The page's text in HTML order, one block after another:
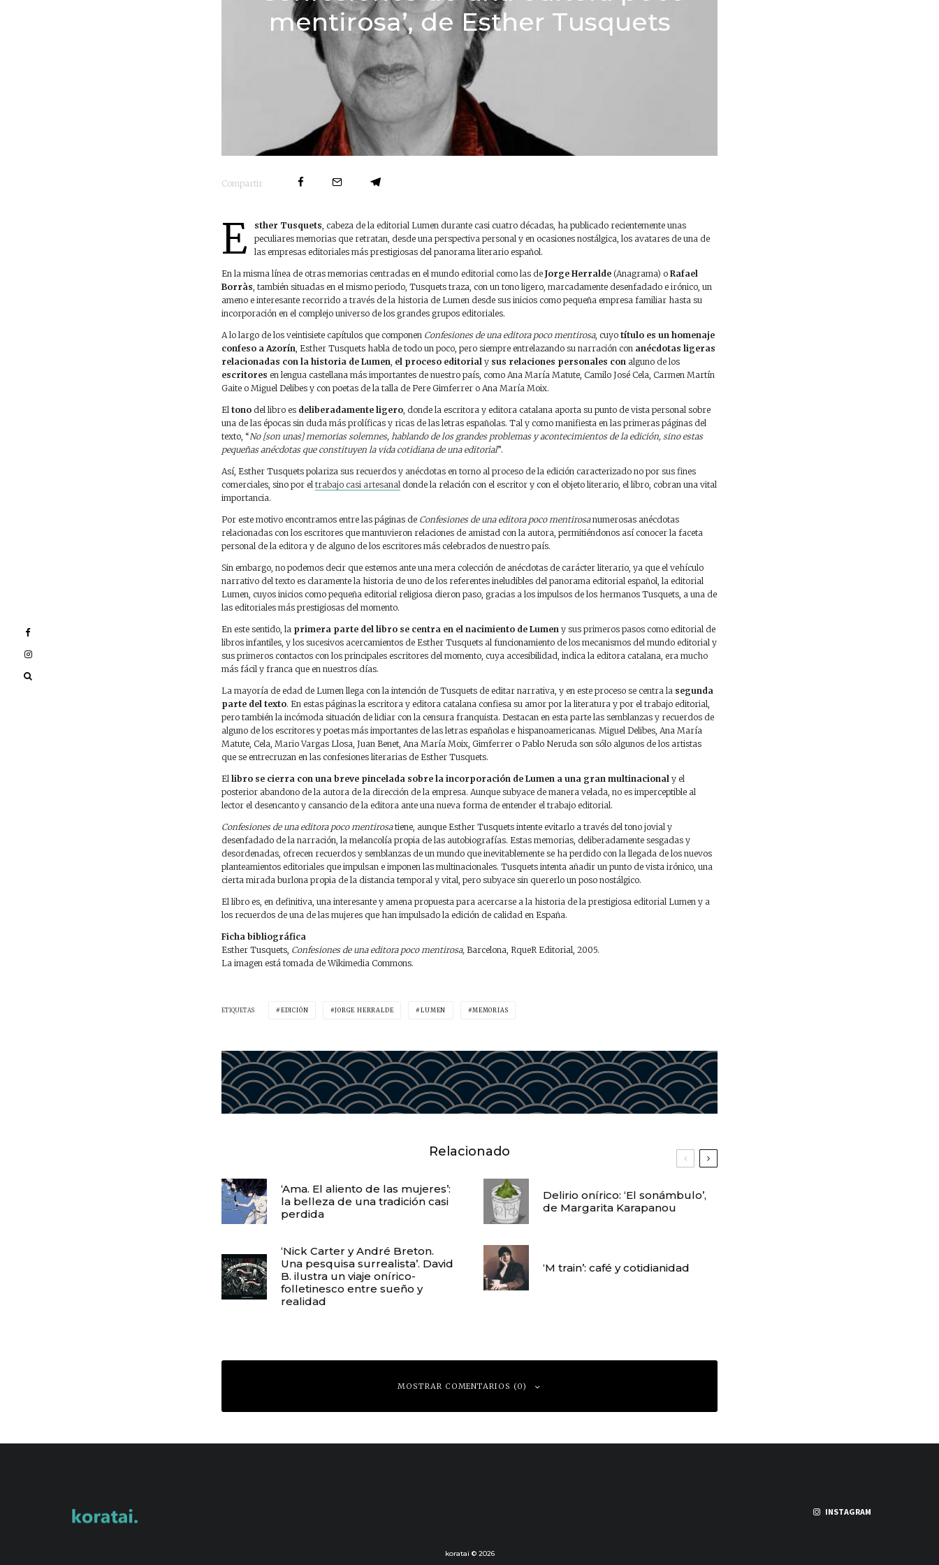
mentirosa’, de Esther Tusquets
Compartir
E sther Tusquets, cabeza de la editorial Lumen durante casi cuatro décadas, ha publicado recientemente unas
peculiares memorias que retratan, desde una perspectiva personal y en ocasiones nostálgica, los avatares de una de
las empresas editoriales más prestigiosas del panorama literario español.
En la misma línea de otras memorias centradas en el mundo editorial como las de Jorge Herralde (Anagrama) o Rafael
Borràs, también situadas en el mismo periodo, Tusquets traza, con un tono ligero, marcadamente desenfadado e irónico, un
ameno e interesante recorrido a través de la historia de Lumen desde sus inicios como pequeña empresa familiar hasta su
incorporación en el complejo universo de los grandes grupos editoriales.
A lo largo de los veintisiete capítulos que componen Confesiones de una editora poco mentirosa, cuyo título es un homenaje
confeso a Azorín, Esther Tusquets habla de todo un poco, pero siempre entrelazando su narración con anécdotas ligeras
relacionadas con la historia de Lumen, el proceso editorial y sus relaciones personales con alguno de los
escritores en lengua castellana más importantes de nuestro país, como Ana María Matute, Camilo José Cela, Carmen Martín
Gaite o Miguel Delibes y con poetas de la talla de Pere Gimferrer o Ana María Moix.
El tono del libro es deliberadamente ligero, donde la escritora y editora catalana aporta su punto de vista personal sobre
una de las épocas sin duda más prolíficas y ricas de las letras españolas. Tal y como manifiesta en las primeras páginas del
texto, “No [son unas] memorias solemnes, hablando de los grandes problemas y acontecimientos de la edición, sino estas
pequeñas anécdotas que constituyen la vida cotidiana de una editorial”.
Así, Esther Tusquets polariza sus recuerdos y anécdotas en torno al proceso de la edición caracterizado no por sus fines
comerciales, sino por el trabajo casi artesanal donde la relación con el escritor y con el objeto literario, el libro, cobran una vital
importancia.
Por este motivo encontramos entre las páginas de Confesiones de una editora poco mentirosanumerosas anécdotas
relacionadas con los escritores que mantuvieron relaciones de amistad con la autora, permitiéndonos así conocer la faceta
personal de la editora y de alguno de los escritores más celebrados de nuestro país.
Sin embargo, no podemos decir que estemos ante una mera colección de anécdotas de carácter literario, ya que el vehículo
narrativo del texto es claramente la historia de uno de los referentes ineludibles del panorama editorial español, la editorial
Lumen, cuyos inicios como pequeña editorial religiosa dieron paso, gracias a los impulsos de los hermanos Tusquets, a una de
las editoriales más prestigiosas del momento.
En este sentido, la primera parte del libro se centra en el nacimiento de Lumen y sus primeros pasos como editorial de
libros infantiles, y los sucesivos acercamientos de Esther Tusquets al funcionamiento de los mecanismos del mundo editorial y
sus primeros contactos con los principales escritores del momento, cuya accesibilidad, indica la editora catalana, era mucho
más fácil y franca que en nuestros días.
La mayoría de edad de Lumen llega con la intención de Tusquets de editar narrativa, y en este proceso se centra la segunda
parte del texto. En estas páginas la escritora y editora catalana confiesa su amor por la literatura y por el trabajo editorial,
pero también la incómoda situación de lidiar con la censura franquista. Destacan en esta parte las semblanzas y recuerdos de
alguno de los escritores y poetas más importantes de las letras españolas e hispanoamericanas. Miguel Delibes, Ana María
Matute, Cela, Mario Vargas Llosa, Juan Benet, Ana María Moix, Gimferrer o Pablo Neruda son sólo algunos de los artistas
que se entrecruzan en las confesiones literarias de Esther Tusquets.
El libro se cierra con una breve pincelada sobre la incorporación de Lumen a una gran multinacional y el
posterior abandono de la autora de la dirección de la empresa. Aunque subyace de manera velada, no es imperceptible al
lector el desencanto y cansancio de la editora ante una nueva forma de entender el trabajo editorial.
Confesiones de una editora poco mentirosatiene, aunque Esther Tusquets intente evitarlo a través del tono jovial y
desenfadado de la narración, la melancolía propia de las autobiografías. Estas memorias, deliberadamente sesgadas y
desordenadas, ofrecen recuerdos y semblanzas de un mundo que inevitablemente se ha perdido con la llegada de los nuevos
planteamientos editoriales que impulsan e imponen las multinacionales. Tusquets intenta añadir un punto de vista irónico, una
cierta mirada burlona propia de la distancia temporal y vital, pero subyace sin quererlo un poso nostálgico.
El libro es, en definitiva, una interesante y amena propuesta para acercarse a la historia de la prestigiosa editorial Lumen y a
los recuerdos de una de las mujeres que han impulsado la edición de calidad en España.
Ficha bibliográfica
Esther Tusquets, Confesiones de una editora poco mentirosa, Barcelona, RqueR Editorial, 2005.
La imagen está tomada de Wikimedia Commons.
ETIQUETAS EDICIÓN JORGE HERRALDE LUMEN MEMORIAS
Relacionado
‘Ama. El aliento de las mujeres’:
la belleza de una tradición casi
perdida
Delirio onírico: ‘El sonámbulo’,
de Margarita Karapanou
‘Nick Carter y André Breton.
Una pesquisa surrealista’. David
B. ilustra un viaje onírico-
folletinesco entre sueño y
realidad
‘M train’: café y cotidianidad
MOSTRAR COMENTARIOS (0)
INSTAGRAM
koratai © 2026